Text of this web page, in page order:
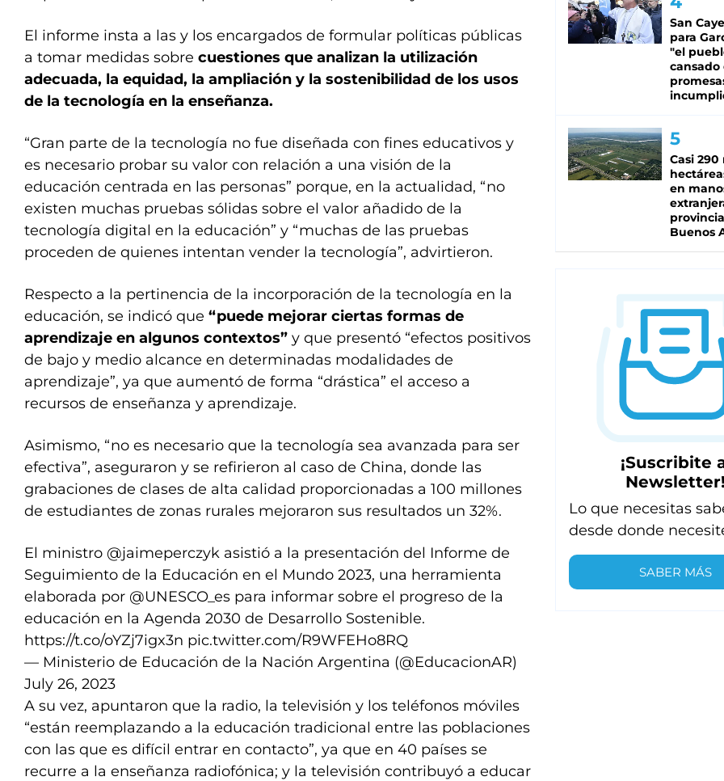
El informe insta a las y los encargados de formular políticas públicas
a tomar medidas sobre cuestiones que analizan la utilización
adecuada, la equidad, la ampliación y la sostenibilidad de los usos
de la tecnología en la enseñanza.
“Gran parte de la tecnología no fue diseñada con fines educativos y
es necesario probar su valor con relación a una visión de la
educación centrada en las personas” porque, en la actualidad, “no
existen muchas pruebas sólidas sobre el valor añadido de la
tecnología digital en la educación” y “muchas de las pruebas
proceden de quienes intentan vender la tecnología”, advirtieron.
Respecto a la pertinencia de la incorporación de la tecnología en la
educación, se indicó que “puede mejorar ciertas formas de
aprendizaje en algunos contextos” y que presentó “efectos positivos
de bajo y medio alcance en determinadas modalidades de
aprendizaje”, ya que aumentó de forma “drástica” el acceso a
recursos de enseñanza y aprendizaje.
Asimismo, “no es necesario que la tecnología sea avanzada para ser
efectiva”, aseguraron y se refirieron al caso de China, donde las
grabaciones de clases de alta calidad proporcionadas a 100 millones
de estudiantes de zonas rurales mejoraron sus resultados un 32%.
El ministro @jaimeperczyk asistió a la presentación del Informe de
Seguimiento de la Educación en el Mundo 2023, una herramienta
elaborada por @UNESCO_es para informar sobre el progreso de la
educación en la Agenda 2030 de Desarrollo Sostenible.
https://t.co/oYZj7igx3n pic.twitter.com/R9WFEHo8RQ
— Ministerio de Educación de la Nación Argentina (@EducacionAR)
July 26, 2023
A su vez, apuntaron que la radio, la televisión y los teléfonos móviles
“están reemplazando a la educación tradicional entre las poblaciones
con las que es difícil entrar en contacto”, ya que en 40 países se
recurre a la enseñanza radiofónica; y la televisión contribuyó a educar
San
para
"el
cansado
Casi 290
en
Buenos
¡Suscribite
Newsletter!
Lo que necesitas
desde donde
SABER MÁS